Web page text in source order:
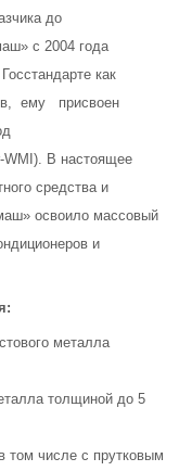
до
с 2004 года
как
ему присвоен
WMI). В настоящее
средства и
освоило массовый
и
металла
толщиной до 5
том числе с прутковым